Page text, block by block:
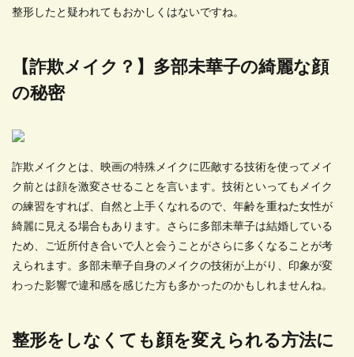
整形したと疑われてもおかしくはないですね。
【詐欺メイク？】多部未華子の綺麗な顔
の秘密
詐欺メイクとは、映画の特殊メイクに匹敵する技術を使ってメイ
ク前とは顔を激変させることを言います。技術といってもメイク
の練習をすれば、自然と上手くなれるので、年齢を重ねた女性が
綺麗に見える場合もあります。さらに多部未華子は結婚している
ため、ご近所付き合いで人と会うことがさらに多くなることが考
えられます。多部未華子自身のメイクの技術が上がり、印象が変
わった影響で違和感を感じた方も多かったのかもしれませんね。
整形をしなくても顔を変えられる方法に